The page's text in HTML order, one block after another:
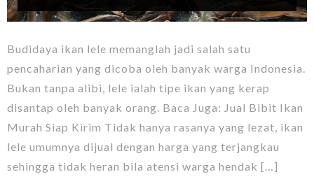
Budidaya ikan lele memanglah jadi salah satu
pencaharian yang dicoba oleh banyak warga Indonesia.
Bukan tanpa alibi, lele ialah tipe ikan yang kerap
disantap oleh banyak orang. Baca Juga: Jual Bibit Ikan
Murah Siap Kirim Tidak hanya rasanya yang lezat, ikan
lele umumnya dijual dengan harga yang terjangkau
sehingga tidak heran bila atensi warga hendak […]